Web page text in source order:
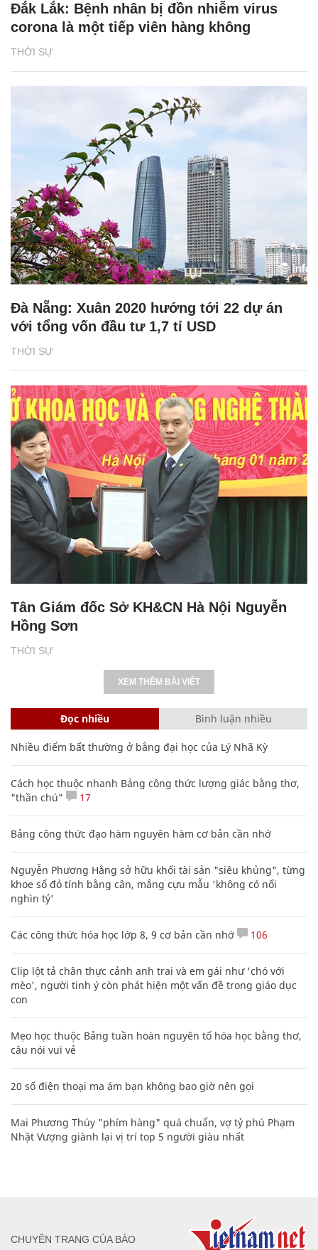
THỜI SỰ
Đắk Lắk: Bệnh nhân bị đồn nhiễm virus
corona là một tiếp viên hàng không
THỜI SỰ
Đà Nẵng: Xuân 2020 hướng tới 22 dự án
với tổng vốn đầu tư 1,7 tỉ USD
THỜI SỰ
Tân Giám đốc Sở KH&CN Hà Nội Nguyễn
Hồng Sơn
XEM THÊM BÀI VIẾT
Đọc nhiều Bình luận nhiều
Nhiều điểm bất thường ở bằng đại học của Lý Nhã Kỳ
Cách học thuộc nhanh Bảng công thức lượng giác bằng thơ,
"thần chú"
17
Bảng công thức đạo hàm nguyên hàm cơ bản cần nhớ
Nguyễn Phương Hằng sở hữu khối tài sản "siêu khủng", từng
khoe sổ đỏ tính bằng cân, mắng cựu mẫu 'không có nổi
nghìn tỷ'
Các công thức hóa học lớp 8, 9 cơ bản cần nhớ 106
Clip lột tả chân thực cảnh anh trai và em gái như 'chó với
mèo', người tinh ý còn phát hiện một vấn đề trong giáo dục
con
Mẹo học thuộc Bảng tuần hoàn nguyên tố hóa học bằng thơ,
câu nói vui vẻ
20 số điện thoại ma ám bạn không bao giờ nên gọi
Mai Phương Thúy "phím hàng" quá chuẩn, vợ tỷ phú Phạm
Nhật Vượng giành lại vị trí top 5 người giàu nhất
CHUYÊN TRANG CỦA BÁO